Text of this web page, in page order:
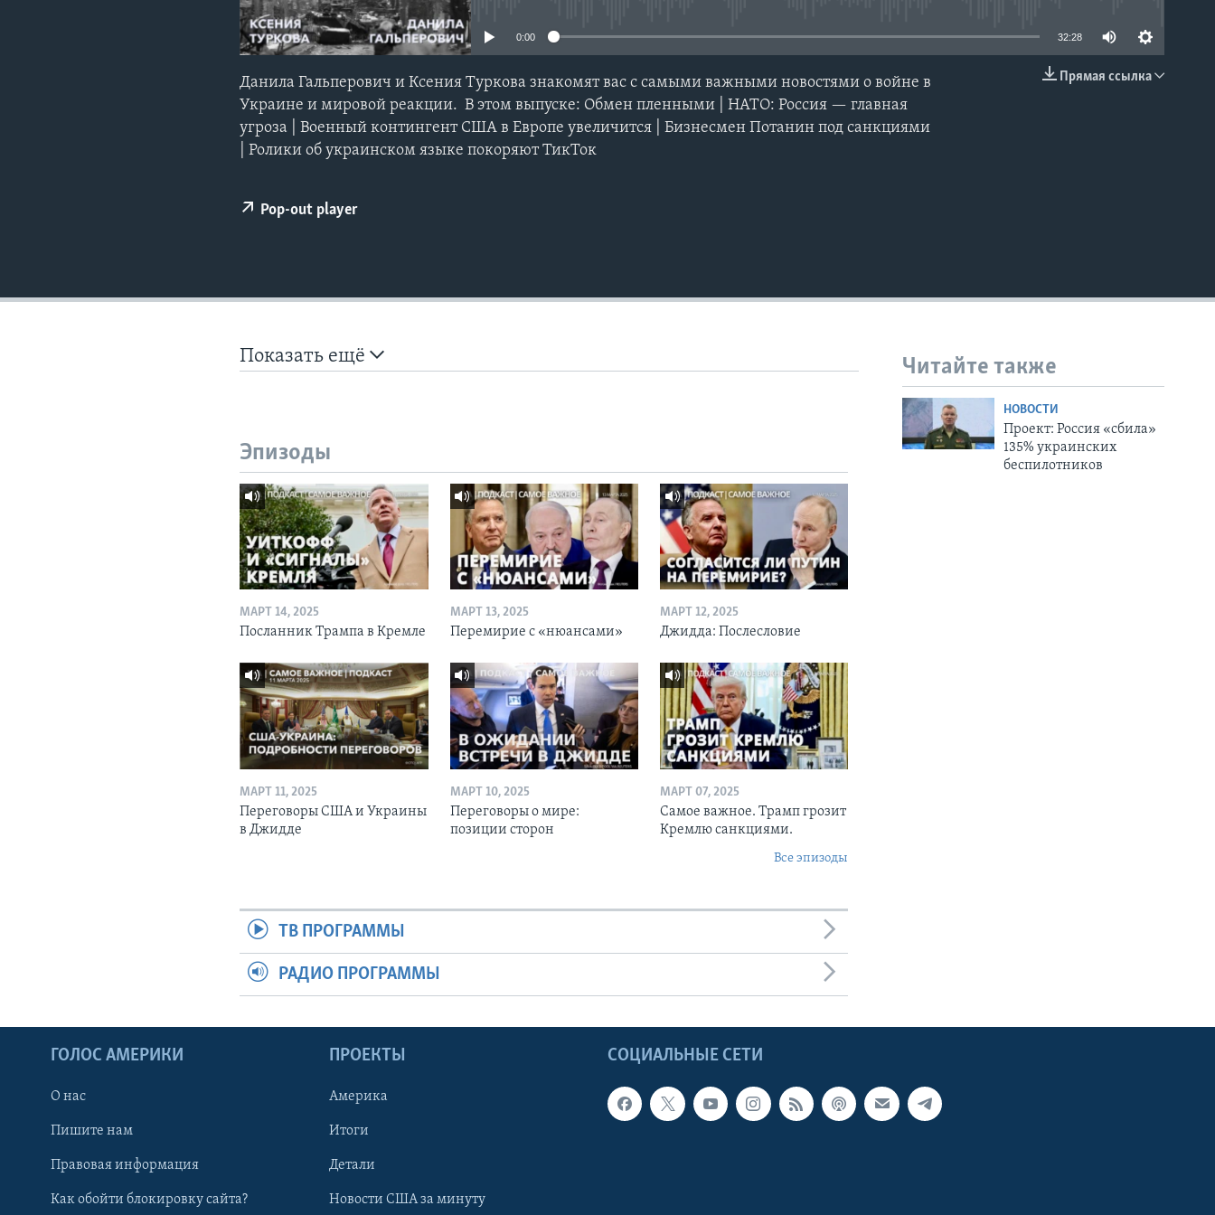
0:00 32:28
Прямая ссылка
Данила Гальперович и Ксения Туркова знакомят вас с самыми важными новостями о войне в
Украине и мировой реакции. В этом выпуске: Обмен пленными | НАТО: Россия — главная
угроза | Военный контингент США в Европе увеличится | Бизнесмен Потанин под санкциями
| Ролики об украинском языке покоряют ТикТок
Pop-out player
Показать ещё Читайте также
НОВОСТИ
Проект: Россия «сбила»
135% украинских
беспилотников
Эпизоды
МАРТ 14, 2025
Посланник Трампа в Кремле
МАРТ 13, 2025
Перемирие с «нюансами»
МАРТ 12, 2025
Джидда: Послесловие
МАРТ 11, 2025
Переговоры США и Украины
в Джидде
МАРТ 10, 2025
Переговоры о мире:
позиции сторон
МАРТ 07, 2025
Самое важное. Трамп грозит
Кремлю санкциями.
Все эпизоды
ТВ ПРОГРАММЫ
РАДИО ПРОГРАММЫ
СОЦИАЛЬНЫЕ СЕТИ
ГОЛОС АМЕРИКИ
О нас
Пишите нам
Правовая информация
Как обойти блокировку сайта?
ПРОЕКТЫ
Америка
Итоги
Детали
Новости США за минуту